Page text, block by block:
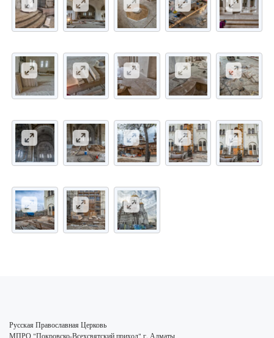
Русская Православная Церковь
МПРО "Покровско-Всехсвятский приход" г. Алматы